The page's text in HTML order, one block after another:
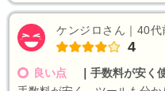
ケンジロさん｜40
4
良い点
手数料が安く